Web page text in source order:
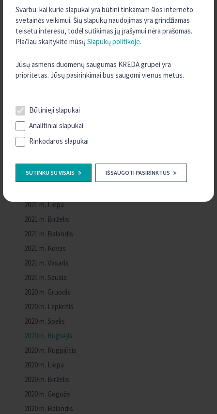
Svarbu: kai kurie slapukai yra būtini tinkamam šios interneto
svetainės veikimui. Šių slapukų naudojimas yra grindžiamas
teisėtu interesu, todėl sutikimas jų įrašymui nėra prašomas.
Plačiau skaitykite mūsų Slapukų politikoje.
Jūsų asmens duomenų saugumas KREDA grupei yra
prioritetas. Jūsų pasirinkimai bus saugomi vienus metus.
Būtinieji slapukai
Analitiniai slapukai
Rinkodaros slapukai
SUTINKU SU VISAIS IŠSAUGOTI PASIRINKTUS
2024 m. Gegužė
2023 m. Gruodis
2023 m. Spalis
2023 m. Balandis
2022 m. Spalis
2022 m. Rugpjūtis
2022 m. Gegužė
2021 m. Spalis
2021 m. Liepa
2021 m. Birželis
2021 m. Balandis
2021 m. Kovas
2021 m. Vasaris
2021 m. Sausis
2020 m. Gruodis
2020 m. Lapkritis
2020 m. Spalis
2020 m. Rugsėjis
2020 m. Rugpjūtis
2020 m. Liepa
2020 m. Birželis
2020 m. Gegužė
2020 m. Balandis